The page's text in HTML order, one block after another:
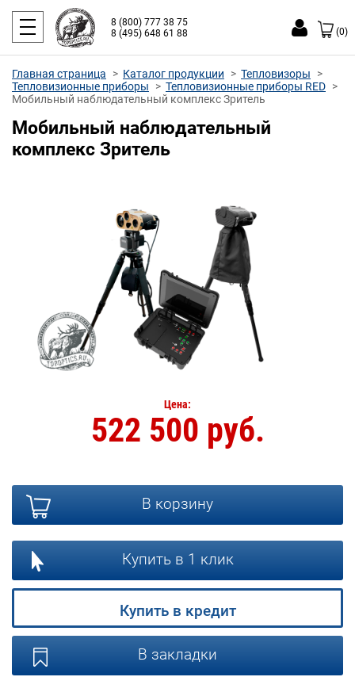
8 (800) 777 38 75
8 (495) 648 61 88
(0)
Главная страница Каталог продукции
Тепловизоры
Тепловизионные приборы
Тепловизионные приборы RED
Мобильный наблюдательный комплекс Зритель
Мобильный наблюдательный
комплекс Зритель
Цена:
522 500 руб.
В корзину
Купить в 1 клик
Купить в кредит
В закладки